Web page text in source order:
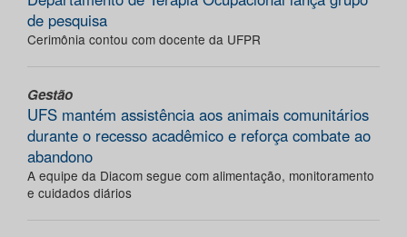
de pesquisa
Cerimônia contou com docente da UFPR
Gestão
UFS mantém assistência aos animais comunitários
durante o recesso acadêmico e reforça combate ao
abandono
A equipe da Diacom segue com alimentação, monitoramento
e cuidados diários